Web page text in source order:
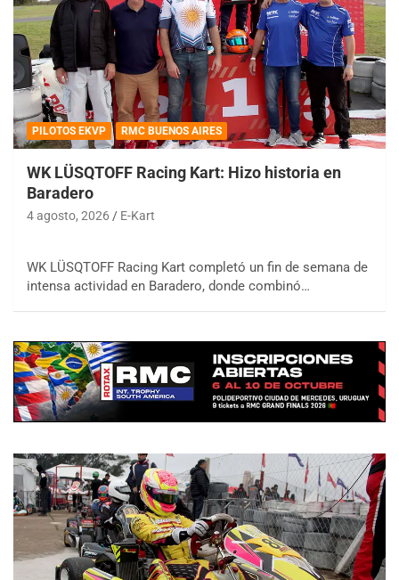
PILOTOS EKVP RMC BUENOS AIRES
WK LÜSQTOFF Racing Kart: Hizo historia en
Baradero
4 agosto, 2026 E-Kart
WK LÜSQTOFF Racing Kart completó un fin de semana de
intensa actividad en Baradero, donde combinó…